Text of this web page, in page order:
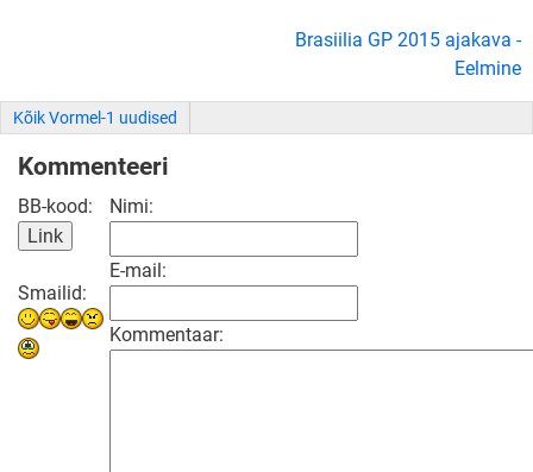
Brasiilia GP 2015 ajakava -
Eelmine
Kõik Vormel-1 uudised
Kommenteeri
BB-kood:
Smailid:
Nimi:
E-mail:
Kommentaar: